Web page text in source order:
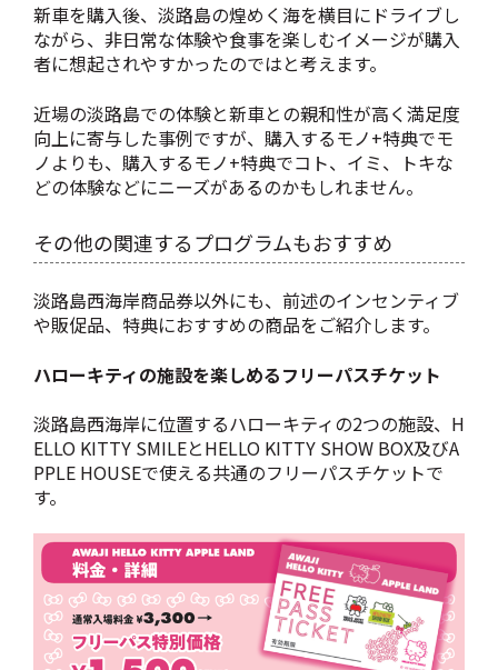
新車を購入後、淡路島の煌めく海を横目にドライブし
ながら、非日常な体験や食事を楽しむイメージが購入
者に想起されやすかったのではと考えます。
近場の淡路島での体験と新車との親和性が高く満足度
向上に寄与した事例ですが、購入するモノ+特典でモ
ノよりも、購入するモノ+特典でコト、イミ、トキな
どの体験などにニーズがあるのかもしれません。
その他の関連するプログラムもおすすめ
淡路島西海岸商品券以外にも、前述のインセンティブ
や販促品、特典におすすめの商品をご紹介します。
ハローキティの施設を楽しめるフリーパスチケット
淡路島西海岸に位置するハローキティの2つの施設、H
ELLO KITTY SMILEとHELLO KITTY SHOW BOX及びA
PPLE HOUSEで使える共通のフリーパスチケットで
す。